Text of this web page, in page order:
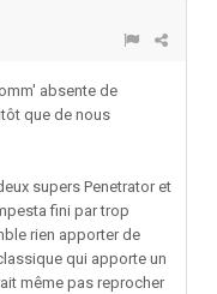
absente de
que de nous
supers Penetrator et
fini par trop
rien apporter de
qui apporte un
même pas reprocher